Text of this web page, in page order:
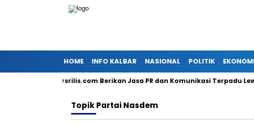
HOME INFO KALBAR NASIONAL POLITIK
dengan Persrilis.com Berikan Jasa PR dan Komunikasi Terpadu Lewat
TopikPartai Nasdem